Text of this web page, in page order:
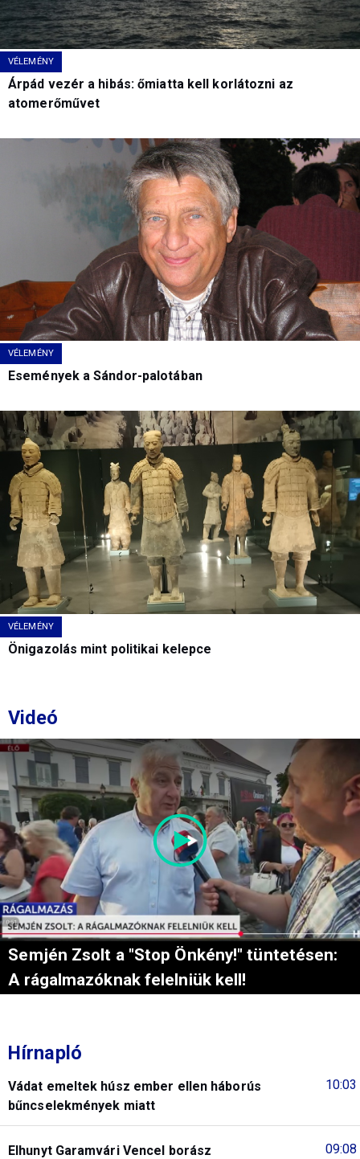
VÉLEMÉNY
Árpád vezér a hibás: őmiatta kell korlátozni az
atomerőművet
VÉLEMÉNY
Események a Sándor-palotában
VÉLEMÉNY
Önigazolás mint politikai kelepce
Videó
Semjén Zsolt a "Stop Önkény!" tüntetésen:
A rágalmazóknak felelniük kell!
Hírnapló
10:03
Vádat emeltek húsz ember ellen háborús
bűncselekmények miatt
09:08
Elhunyt Garamvári Vencel borász